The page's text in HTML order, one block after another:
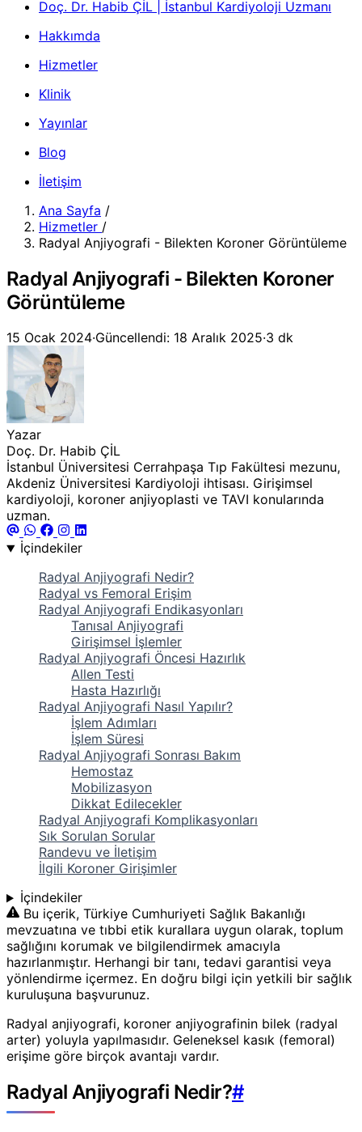
Doç. Dr. Habib ÇİL | İstanbul Kardiyoloji Uzmanı
Hakkımda
Hizmetler
Klinik
Yayınlar
Blog
İletişim
Ana Sayfa /
Hizmetler /
Radyal Anjiyografi - Bilekten Koroner Görüntüleme
Radyal Anjiyografi - Bilekten Koroner
Görüntüleme
15 Ocak 2024·Güncellendi: 18 Aralık 2025·3 dk
Yazar
Doç. Dr. Habib ÇİL
İstanbul Üniversitesi Cerrahpaşa Tıp Fakültesi mezunu,
Akdeniz Üniversitesi Kardiyoloji ihtisası. Girişimsel
kardiyoloji, koroner anjiyoplasti ve TAVI konularında
uzman.
İçindekiler
Radyal Anjiyografi Nedir?
Radyal vs Femoral Erişim
Radyal Anjiyografi Endikasyonları
Tanısal Anjiyografi
Girişimsel İşlemler
Radyal Anjiyografi Öncesi Hazırlık
Allen Testi
Hasta Hazırlığı
Radyal Anjiyografi Nasıl Yapılır?
İşlem Adımları
İşlem Süresi
Radyal Anjiyografi Sonrası Bakım
Hemostaz
Mobilizasyon
Dikkat Edilecekler
Radyal Anjiyografi Komplikasyonları
Sık Sorulan Sorular
Randevu ve İletişim
İlgili Koroner Girişimler
İçindekiler
Bu içerik, Türkiye Cumhuriyeti Sağlık Bakanlığı
mevzuatına ve tıbbi etik kurallara uygun olarak, toplum
sağlığını korumak ve bilgilendirmek amacıyla
hazırlanmıştır. Herhangi bir tanı, tedavi garantisi veya
yönlendirme içermez. En doğru bilgi için yetkili bir sağlık
kuruluşuna başvurunuz.
Radyal anjiyografi, koroner anjiyografinin bilek (radyal
arter) yoluyla yapılmasıdır. Geleneksel kasık (femoral)
erişime göre birçok avantajı vardır.
Radyal Anjiyografi Nedir?#